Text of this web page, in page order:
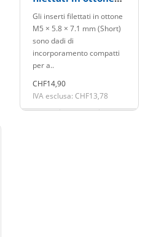
50 pezzi
Gli inserti filettati in ottone
M5 × 5.8 × 7.1 mm (Short)
sono dadi di
incorporamento compatti
per a..
CHF14,90
IVA esclusa: CHF13,78